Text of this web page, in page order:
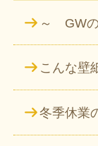
～ GW
こんな壁
冬季休業